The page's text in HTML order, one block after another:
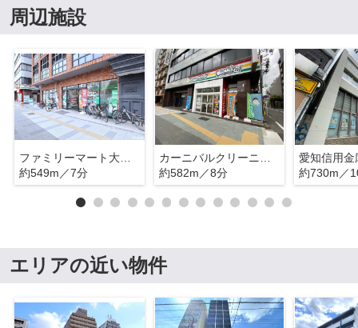
周辺施設
ファミリーマート大須一丁目店
約549m／7分
約582m／8分
約730m／
エリアの近い物件